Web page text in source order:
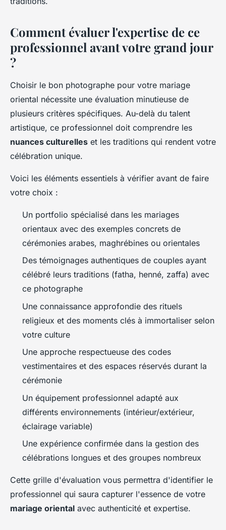
Comment évaluer l'expertise de ce
professionnel avant votre grand jour
?
Choisir le bon photographe pour votre mariage
oriental nécessite une évaluation minutieuse de
plusieurs critères spécifiques. Au-delà du talent
artistique, ce professionnel doit comprendre les
nuances culturelles et les traditions qui rendent votre
célébration unique.
Voici les éléments essentiels à vérifier avant de faire
votre choix :
Un portfolio spécialisé dans les mariages
orientaux avec des exemples concrets de
cérémonies arabes, maghrébines ou orientales
Des témoignages authentiques de couples ayant
célébré leurs traditions (fatha, henné, zaffa) avec
ce photographe
Une connaissance approfondie des rituels
religieux et des moments clés à immortaliser selon
votre culture
Une approche respectueuse des codes
vestimentaires et des espaces réservés durant la
cérémonie
Un équipement professionnel adapté aux
différents environnements (intérieur/extérieur,
éclairage variable)
Une expérience confirmée dans la gestion des
célébrations longues et des groupes nombreux
Cette grille d'évaluation vous permettra d'identifier le
professionnel qui saura capturer l'essence de votre
mariage oriental avec authenticité et expertise.